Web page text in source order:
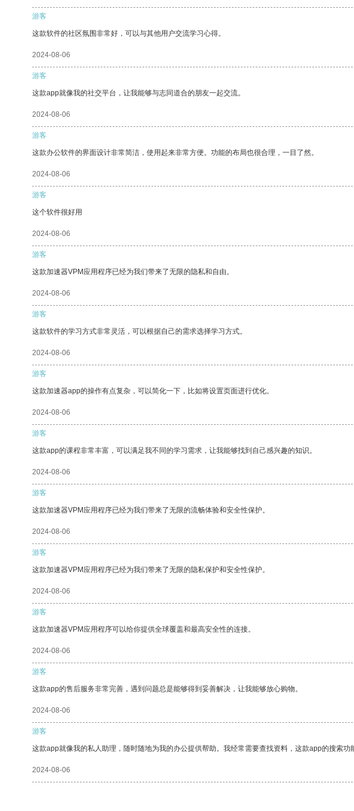
游客
这款软件的社区氛围非常好，可以与其他用户交流学习心得。
2024-08-06
游客
这款app就像我的社交平台，让我能够与志同道合的朋友一起交流。
2024-08-06
游客
这款办公软件的界面设计非常简洁，使用起来非常方便。功能的布局也很合理，一目了然。
2024-08-06
游客
这个软件很好用
2024-08-06
游客
这款加速器VPM应用程序已经为我们带来了无限的隐私和自由。
2024-08-06
游客
这款软件的学习方式非常灵活，可以根据自己的需求选择学习方式。
2024-08-06
游客
这款加速器app的操作有点复杂，可以简化一下，比如将设置页面进行优化。
2024-08-06
游客
这款app的课程非常丰富，可以满足我不同的学习需求，让我能够找到自己感兴趣的知识。
2024-08-06
游客
这款加速器VPM应用程序已经为我们带来了无限的流畅体验和安全性保护。
2024-08-06
游客
这款加速器VPM应用程序已经为我们带来了无限的隐私保护和安全性保护。
2024-08-06
游客
这款加速器VPM应用程序可以给你提供全球覆盖和最高安全性的连接。
2024-08-06
游客
这款app的售后服务非常完善，遇到问题总是能够得到妥善解决，让我能够放心购物。
2024-08-06
游客
这款app就像我的私人助理，随时随地为我的办公提供帮助。我经常需要查找资料，这款app的搜索功
2024-08-06